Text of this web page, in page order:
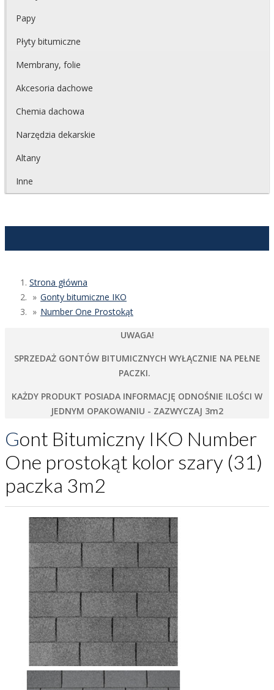
Papy
Płyty bitumiczne
Membrany, folie
Akcesoria dachowe
Chemia dachowa
Narzędzia dekarskie
Altany
Inne
Strona główna
Gonty bitumiczne IKO
Number One Prostokąt
UWAGA!
SPRZEDAŻ GONTÓW BITUMICZNYCH WYŁĄCZNIE NA PEŁNE
PACZKI.
KAŻDY PRODUKT POSIADA INFORMACJĘ ODNOŚNIE ILOŚCI W
JEDNYM OPAKOWANIU - ZAZWYCZAJ 3m2
Gont Bitumiczny IKO Number
One prostokąt kolor szary (31)
paczka 3m2